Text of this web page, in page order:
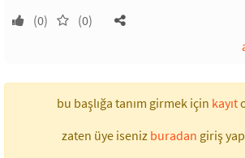
(0) (0)
bu başlığa tanım girmek için kayıt
zaten üye iseniz buradan giriş